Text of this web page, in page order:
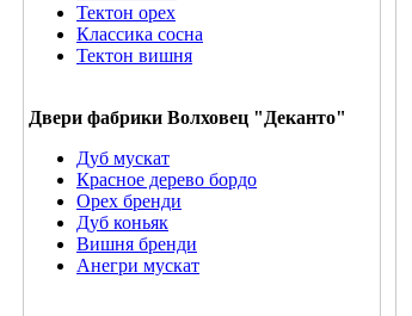
Тектон орех
Классика сосна
Тектон вишня
Двери фабрики Волховец "Деканто"
Дуб мускат
Красное дерево бордо
Орех бренди
Дуб коньяк
Вишня бренди
Анегри мускат